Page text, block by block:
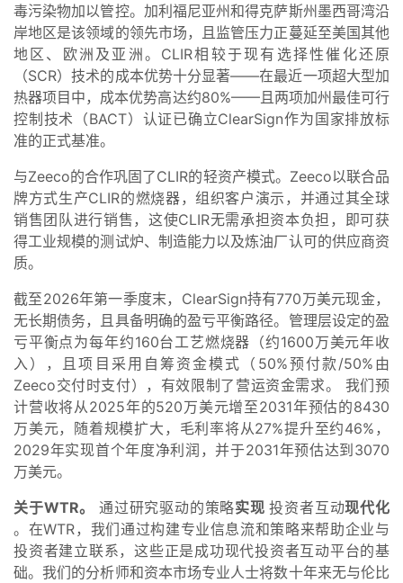
毒污染物加以管控。加利福尼亚州和得克萨斯州墨西哥湾沿
岸地区是该领域的领先市场，且监管压力正蔓延至美国其他
地区、欧洲及亚洲。CLIR相较于现有选择性催化还原
（SCR）技术的成本优势十分显著——在最近一项超大型加
热器项目中，成本优势高达约80%——且两项加州最佳可行
控制技术（BACT）认证已确立ClearSign作为国家排放标
准的正式基准。
与Zeeco的合作巩固了CLIR的轻资产模式。Zeeco以联合品
牌方式生产CLIR的燃烧器，组织客户演示，并通过其全球
销售团队进行销售，这使CLIR无需承担资本负担，即可获
得工业规模的测试炉、制造能力以及炼油厂认可的供应商资
质。
截至2026年第一季度末，ClearSign持有770万美元现金，
无长期债务，且具备明确的盈亏平衡路径。管理层设定的盈
亏平衡点为每年约160台工艺燃烧器（约1600万美元年收
入），且项目采用自筹资金模式（50%预付款/50%由
Zeeco交付时支付），有效限制了营运资金需求。 我们预
计营收将从2025年的520万美元增至2031年预估的8430
万美元，随着规模扩大，毛利率将从27%提升至约46%，
2029年实现首个年度净利润，并于2031年预估达到3070
万美元。
关于WTR。 通过研究驱动的策略实现投资者互动现代化
。在WTR，我们通过构建专业信息流和策略来帮助企业与
投资者建立联系，这些正是成功现代投资者互动平台的基
础。我们的分析师和资本市场专业人士将数十年来无与伦比